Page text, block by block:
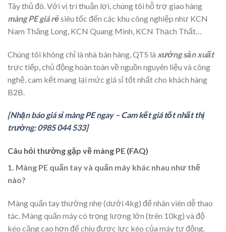
Tây thủ đô. Với vị trí thuận lợi, chúng tôi hỗ trợ giao hàng
màng PE giá rẻsiêu tốc đến các khu công nghiệp như KCN
Nam Thăng Long, KCN Quang Minh, KCN Thạch Thất…
Chúng tôi không chỉ là nhà bán hàng, QTS là xưởng sản xuất
trực tiếp, chủ động hoàn toàn về nguồn nguyên liệu và công
nghệ, cam kết mang lại mức giá sỉ tốt nhất cho khách hàng
B2B.
[Nhận báo giá sỉ màng PE ngay – Cam kết giá tốt nhất thị
trường: 0985 044 533]
Câu hỏi thường gặp về màng PE (FAQ)
1. Màng PE quấn tay và quấn máy khác nhau như thế
nào?
Màng quấn tay thường nhẹ (dưới 4kg) để nhân viên dễ thao
tác. Màng quấn máy có trọng lượng lớn (trên 10kg) và độ
kéo căng cao hơn để chịu được lực kéo của máy tự động.